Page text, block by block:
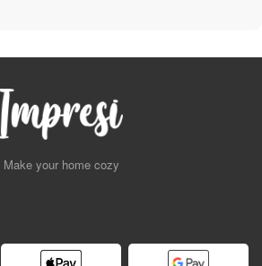
Make your home cozy